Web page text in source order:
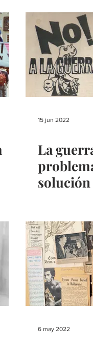
15 jun 2022
La
solución
6 may 2022